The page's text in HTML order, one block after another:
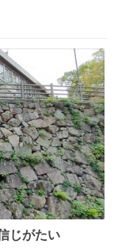
なり使いやすく
じがたい